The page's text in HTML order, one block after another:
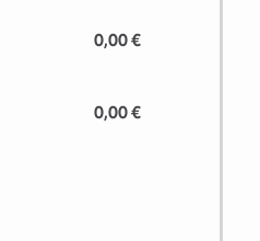
0,00 €
0,00 €